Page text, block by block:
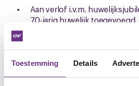
Toestemming Details
Aan verlof i.v.m.
70-jarig huwelijk toegevoegd.
Het afbouwschema in de cao
ploegentoeslag of
toe.